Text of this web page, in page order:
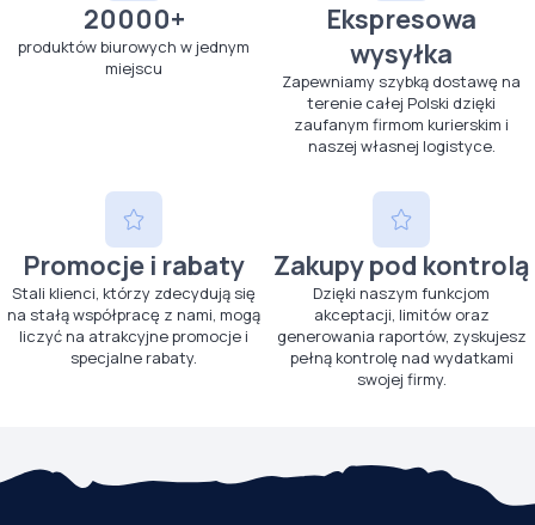
20000+
produktów biurowych w jednym
miejscu
Ekspresowa
wysyłka
Zapewniamy szybką dostawę na
terenie całej Polski dzięki
zaufanym firmom kurierskim i
naszej własnej logistyce.
Promocje i rabaty
Stali klienci, którzy zdecydują się
na stałą współpracę z nami, mogą
liczyć na atrakcyjne promocje i
specjalne rabaty.
Zakupy pod kontrolą
Dzięki naszym funkcjom
akceptacji, limitów oraz
generowania raportów, zyskujesz
pełną kontrolę nad wydatkami
swojej firmy.